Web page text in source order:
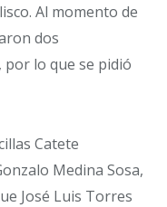
Al momento de
dos
lo que se pidió
Catete
Medina Sosa,
José Luis Torres